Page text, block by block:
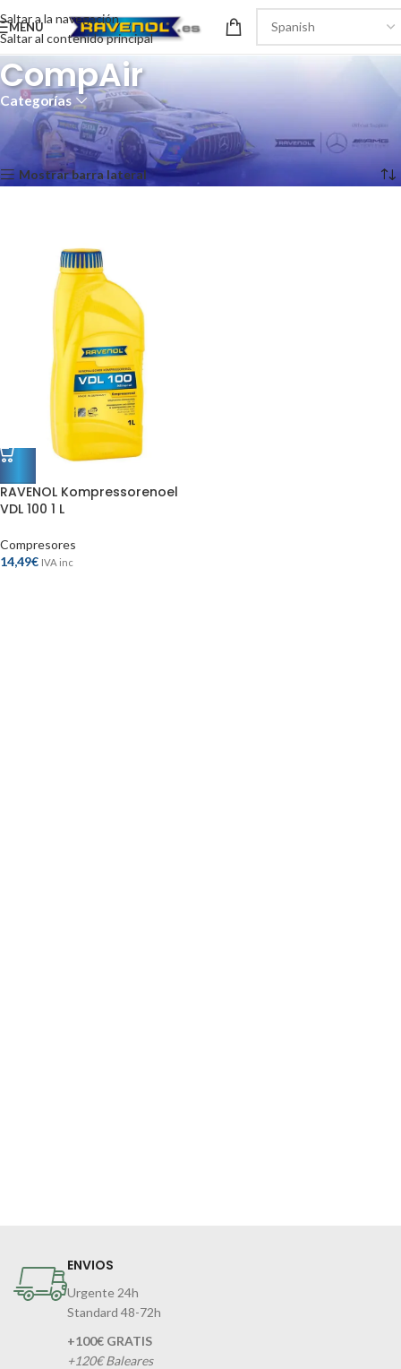
Saltar a la navegación
Saltar al contenido principal
MENÚ
CompAir
Categorías
Recomendaciones del producto/ CompAir
Mostrando el único resultado
Mostrar barra lateral
RAVENOL Kompressorenoel
VDL 100 1 L
Compresores
14,49€ IVA inc
ENVIOS
Urgente 24h
Standard 48-72h
+100€ GRATIS
+120€ Baleares